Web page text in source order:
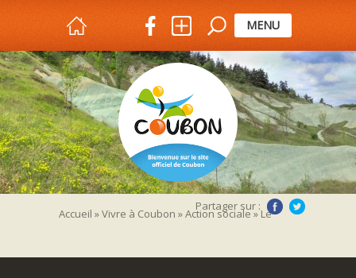
MENU
Accueil »Vivre à Coubon »Action sociale»Le
DSC_4653
Partager sur :